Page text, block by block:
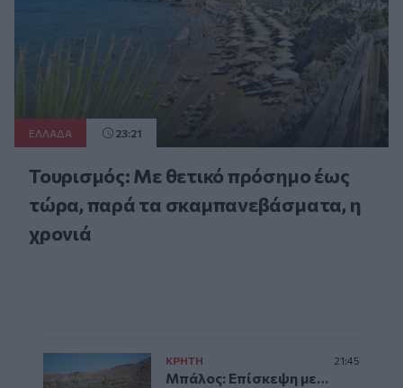
ΕΛΛAΔΑ 23:21
Τουρισμός: Με θετικό πρόσημο έως
τώρα, παρά τα σκαμπανεβάσματα, η
χρονιά
ΚΡΗΤΗ 21:45
Μπάλος: Επίσκεψη με…